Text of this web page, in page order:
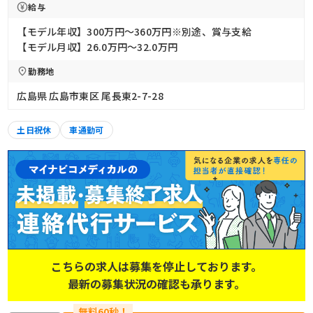
給与
【モデル年収】300万円〜360万円※別途、賞与支給
【モデル月収】26.0万円〜32.0万円
勤務地
広島県 広島市東区 尾長東2-7-28
土日祝休 車通勤可
こちらの求人は募集を停止しております。
最新の募集状況の確認も承ります。